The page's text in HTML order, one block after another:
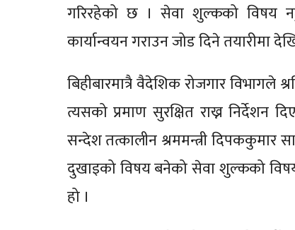
गरिरहेको छ । सेवा शुल्कको विषय
कार्यान्वयन गराउन जोड दिने तयारीमा
बिहीबारमात्रै वैदेशिक रोजगार विभागले
त्यसको प्रमाण सुरक्षित राख्न निर्देशन
सन्देश तत्कालीन श्रममन्त्री
दुखाइको विषय बनेको सेवा शुल्कको
हो ।